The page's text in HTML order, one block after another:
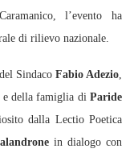
l’evento ha
di rilievo nazionale.
Sindaco Fabio Adezio
e della famiglia diParide
dalla Lectio Poetica
in dialogo con